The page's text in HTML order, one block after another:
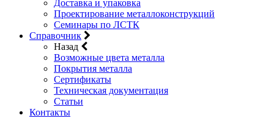
Доставка и упаковка
Проектирование металлоконструкций
Семинары по ЛСТК
Справочник
Назад
Возможные цвета металла
Покрытия металла
Сертификаты
Техническая документация
Статьи
Контакты